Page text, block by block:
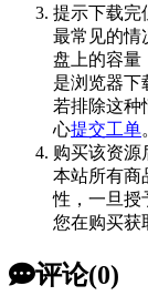
提示下载完
最常见的情
盘上的容量
是浏览器下
若排除这种
心提交工单
购买该资源
本站所有商
性，一旦授
您在购买获
评论(0)